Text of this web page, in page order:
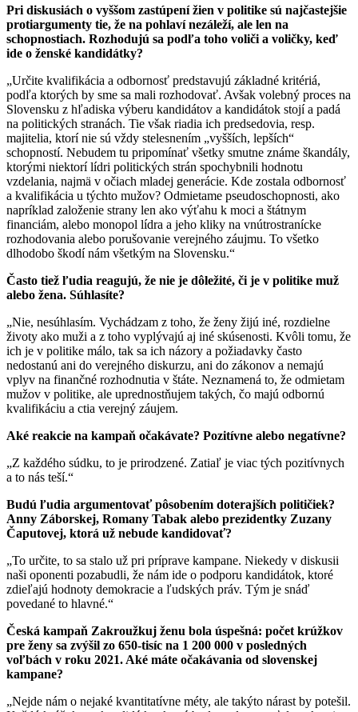
Pri diskusiách o vyššom zastúpení žien v politike sú najčastejšie
protiargumenty tie, že na pohlaví nezáleží, ale len na
schopnostiach. Rozhodujú sa podľa toho voliči a voličky, keď
ide o ženské kandidátky?
„Určite kvalifikácia a odbornosť predstavujú základné kritériá,
podľa ktorých by sme sa mali rozhodovať. Avšak volebný proces na
Slovensku z hľadiska výberu kandidátov a kandidátok stojí a padá
na politických stranách. Tie však riadia ich predsedovia, resp.
majitelia, ktorí nie sú vždy stelesnením „vyšších, lepších“
schopností. Nebudem tu pripomínať všetky smutne známe škandály,
ktorými niektorí lídri politických strán spochybnili hodnotu
vzdelania, najmä v očiach mladej generácie. Kde zostala odbornosť
a kvalifikácia u týchto mužov? Odmietame pseudoschopnosti, ako
napríklad založenie strany len ako výťahu k moci a štátnym
financiám, alebo monopol lídra a jeho kliky na vnútrostranícke
rozhodovania alebo porušovanie verejného záujmu. To všetko
dlhodobo škodí nám všetkým na Slovensku.“
Často tiež ľudia reagujú, že nie je dôležité, či je v politike muž
alebo žena. Súhlasíte?
„Nie, nesúhlasím. Vychádzam z toho, že ženy žijú iné, rozdielne
životy ako muži a z toho vyplývajú aj iné skúsenosti. Kvôli tomu, že
ich je v politike málo, tak sa ich názory a požiadavky často
nedostanú ani do verejného diskurzu, ani do zákonov a nemajú
vplyv na finančné rozhodnutia v štáte. Neznamená to, že odmietam
mužov v politike, ale uprednostňujem takých, čo majú odbornú
kvalifikáciu a ctia verejný záujem.
Aké reakcie na kampaň očakávate? Pozitívne alebo negatívne?
„Z každého súdku, to je prirodzené. Zatiaľ je viac tých pozitívnych
a to nás teší.“
Budú ľudia argumentovať pôsobením doterajších političiek?
Anny Záborskej, Romany Tabak alebo prezidentky Zuzany
Čaputovej, ktorá už nebude kandidovať?
„To určite, to sa stalo už pri príprave kampane. Niekedy v diskusii
naši oponenti pozabudli, že nám ide o podporu kandidátok, ktoré
zdieľajú hodnoty demokracie a ľudských práv. Tým je snáď
povedané to hlavné.“
Česká kampaň Zakroužkuj ženu bola úspešná: počet krúžkov
pre ženy sa zvýšil zo 650-tisíc na 1 200 000 v posledných
voľbách v roku 2021. Aké máte očakávania od slovenskej
kampane?
„Nejde nám o nejaké kvantitatívne méty, ale takýto nárast by potešil.